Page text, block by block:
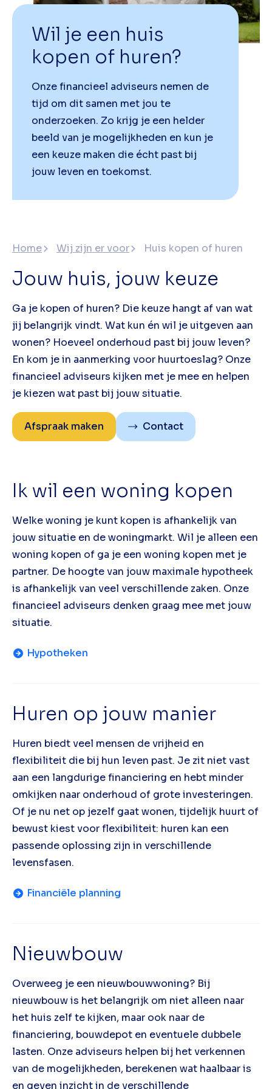
Wil je een huis
kopen of huren?
Onze financieel adviseurs nemen de
tijd om dit samen met jou te
onderzoeken. Zo krijg je een helder
beeld van je mogelijkheden en kun je
een keuze maken die écht past bij
jouw leven en toekomst.
Home Wij zijn er voor Huis kopen of huren
Jouw huis, jouw keuze
Ga je kopen of huren? Die keuze hangt af van wat
jij belangrijk vindt. Wat kun én wil je uitgeven aan
wonen? Hoeveel onderhoud past bij jouw leven?
En kom je in aanmerking voor huurtoeslag? Onze
financieel adviseurs kijken met je mee en helpen
je kiezen wat past bij jouw situatie.
Afspraak maken Contact
Ik wil een woning kopen
Welke woning je kunt kopen is afhankelijk van
jouw situatie en de woningmarkt. Wil je alleen een
woning kopen of ga je een woning kopen met je
partner. De hoogte van jouw maximale hypotheek
is afhankelijk van veel verschillende zaken. Onze
financieel adviseurs denken graag mee met jouw
situatie.
Hypotheken
Huren op jouw manier
Huren biedt veel mensen de vrijheid en
flexibiliteit die bij hun leven past. Je zit niet vast
aan een langdurige financiering en hebt minder
omkijken naar onderhoud of grote investeringen.
Of je nu net op jezelf gaat wonen, tijdelijk huurt of
bewust kiest voor flexibiliteit: huren kan een
passende oplossing zijn in verschillende
levensfasen.
Financiële planning
Nieuwbouw
Overweeg je een nieuwbouwwoning? Bij
nieuwbouw is het belangrijk om niet alleen naar
het huis zelf te kijken, maar ook naar de
financiering, bouwdepot en eventuele dubbele
lasten. Onze adviseurs helpen bij het verkennen
van de mogelijkheden, berekenen wat haalbaar is
en geven inzicht in de verschillende